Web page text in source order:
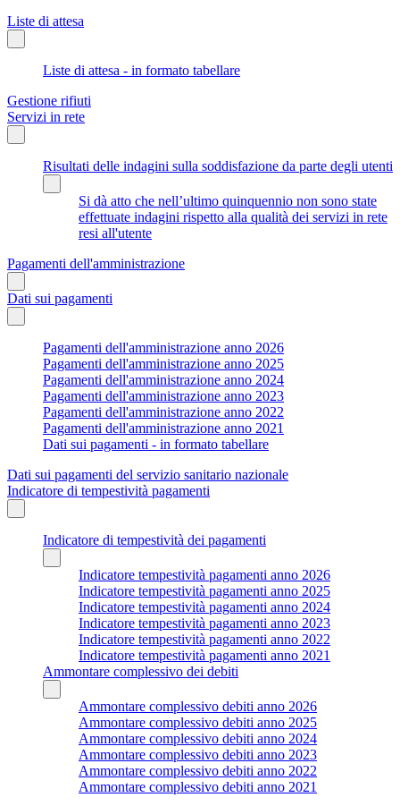
Liste di attesa
Liste di attesa - in formato tabellare
Gestione rifiuti
Servizi in rete
Risultati delle indagini sulla soddisfazione da parte degli utenti
Si dà atto che nell’ultimo quinquennio non sono state
effettuate indagini rispetto alla qualità dei servizi in rete
resi all'utente
Pagamenti dell'amministrazione
Dati sui pagamenti
Pagamenti dell'amministrazione anno 2026
Pagamenti dell'amministrazione anno 2025
Pagamenti dell'amministrazione anno 2024
Pagamenti dell'amministrazione anno 2023
Pagamenti dell'amministrazione anno 2022
Pagamenti dell'amministrazione anno 2021
Dati sui pagamenti - in formato tabellare
Dati sui pagamenti del servizio sanitario nazionale
Indicatore di tempestività pagamenti
Indicatore di tempestività dei pagamenti
Indicatore tempestività pagamenti anno 2026
Indicatore tempestività pagamenti anno 2025
Indicatore tempestività pagamenti anno 2024
Indicatore tempestività pagamenti anno 2023
Indicatore tempestività pagamenti anno 2022
Indicatore tempestività pagamenti anno 2021
Ammontare complessivo dei debiti
Ammontare complessivo debiti anno 2026
Ammontare complessivo debiti anno 2025
Ammontare complessivo debiti anno 2024
Ammontare complessivo debiti anno 2023
Ammontare complessivo debiti anno 2022
Ammontare complessivo debiti anno 2021